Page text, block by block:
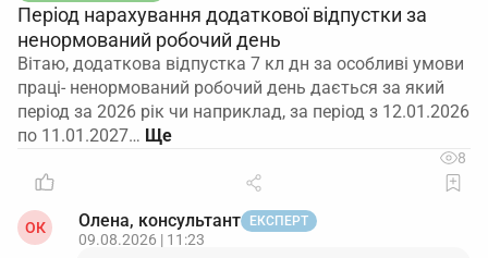
Обов’язково зазначте посилання на
реквізити рішення про надання критичності
(номер, дата, орган).
Подайте заявку через ДАР та збережіть усі
підтвердження
Після відправки збережіть квитанції / скрін
підтвердження подання в ДАР.
Період нарахування додаткової відпустки за
ненормований робочий день
Вітаю, додаткова відпустка 7 кл дн за особливі умови
праці- ненормований робочий день дається за який
період за 2026 рік чи наприклад, за період з 12.01.2026
по 11.01.2027…
8
ОК Олена, консультант ЕКСПЕРТ
09.08.2026 | 11:23